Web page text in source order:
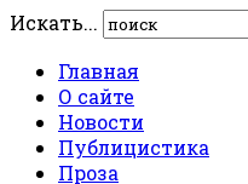
Искать...
Главная
О сайте
Новости
Публицистика
Проза